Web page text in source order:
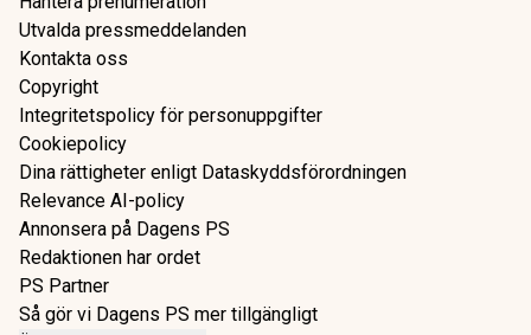
Utvalda pressmeddelanden
Kontakta oss
Copyright
Integritetspolicy för personuppgifter
Cookiepolicy
Dina rättigheter enligt Dataskyddsförordningen
Relevance AI-policy
Annonsera på Dagens PS
Redaktionen har ordet
PS Partner
Så gör vi Dagens PS mer tillgängligt